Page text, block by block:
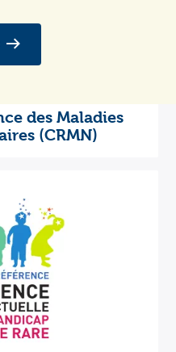
des Maladies
(CRMN)